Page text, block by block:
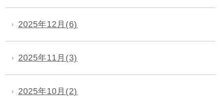
2025年12月(6)
2025年11月(3)
2025年10月(2)